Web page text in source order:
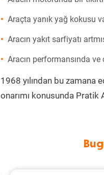
Araçta yanık yağ kokusu
Aracın yakıt sarfiyatı
Aracın performansında
1968 yılından bu zamana
onarımı konusunda Pratik